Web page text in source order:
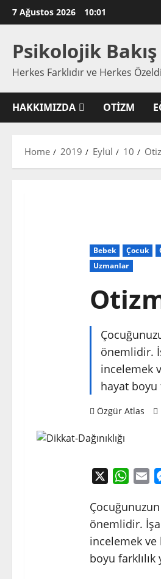
Skip
to
7 Ağustos 2026 10:01
Psikolojik
Herkes Farklıdır ve Herkes
HAKKIMIZDA OTIZM
Home 2019 Eylül 10
Bebek Çocuk
Uzmanlar
önemlidir.
incelemek
hayat boyu
Özgür Atlas
önemlidir.
incelemek
boyu